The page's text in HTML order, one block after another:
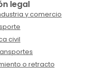
legal
y comercio
civil
o retracto